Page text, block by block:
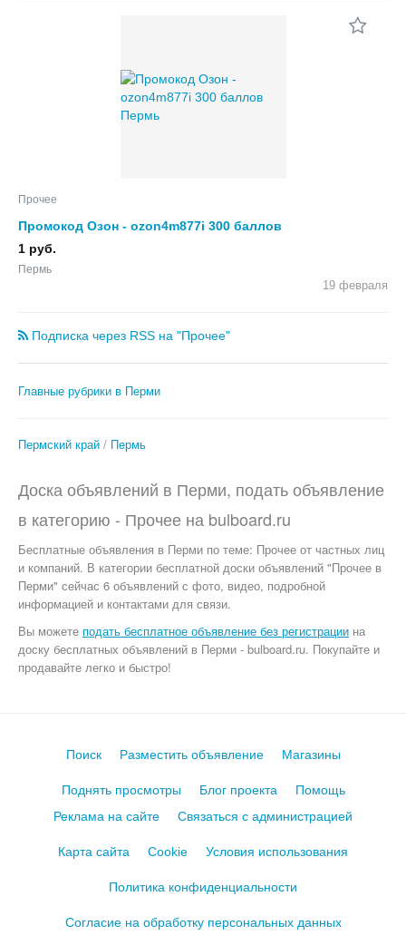
Прочее
Промокод Озон - ozon4m877i 300 баллов
1 руб.
Пермь
19 февраля
Подписка через RSS на "Прочее"
Главные рубрики в Перми
Пермский край Пермь
Доска объявлений в Перми, подать объявление
в категорию - Прочее на bulboard.ru
Бесплатные объявления в Перми по теме: Прочее от частных лиц
и компаний. В категории бесплатной доски объявлений "Прочее в
Перми" сейчас 6 объявлений с фото, видео, подробной
информацией и контактами для связи.
Вы можете подать бесплатное объявление без регистрации на
доску бесплатных объявлений в Перми - bulboard.ru. Покупайте и
продавайте легко и быстро!
Поиск Разместить объявление Магазины
Поднять просмотры Блог проекта
Помощь
Реклама на сайте
Связаться с администрацией
Карта сайта Cookie Условия использования
Политика конфиденциальности
Согласие на обработку персональных данных